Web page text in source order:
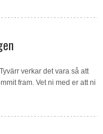
verkar det vara så att
fram. Vet ni med er att ni